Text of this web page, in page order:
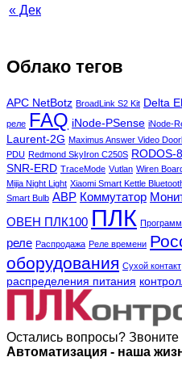
« Дек
Облако тегов
APC NetBotz BroadLink S2 Kit Delta
реле FAQ iNode-PSense iNode-
Laurent-2G Maximus Answer Video
PDU Redmond SkyIron C250S RODOS-
SNR-ERD TraceMode Vutlan Wiren
Mijia Night Light Xiaomi Smart Kettle
Smart Bulb АВР Коммутатор
ОВЕН ПЛК100 ПЛК
реле Распродажа Реле времени
оборудования Сухой контакт
распределения питания
Остались вопросы? Звоните
Автоматизация - наша